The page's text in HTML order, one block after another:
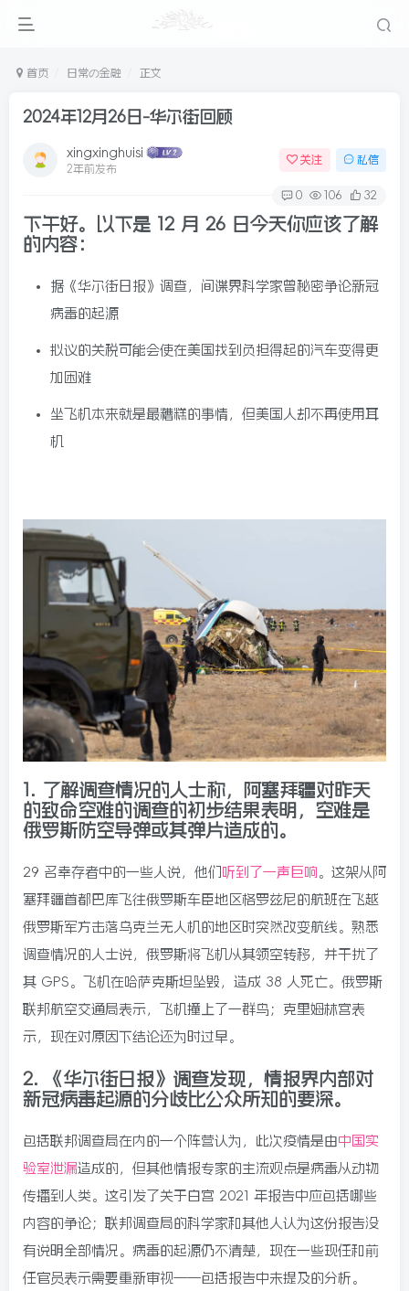
首页 日常の金融 正文
2024年12月26日-华尔街回顾
xingxinghuisi
2年前发布
关注 私信
0 106 32
下午好。以下是 12 月 26 日今天你应该了解
的内容 ：
据《华尔街日报》调查，间谍界科学家曾秘密争论新冠
病毒的起源
拟议的关税可能会使在美国找到负担得起的汽车变得更
加困难
坐飞机本来就是最糟糕的事情，但美国人却不再使用耳
机
1. 了解调查情况的人士称，阿塞拜疆对昨天
的致命空难的调查的初步结果表明，空难是
俄罗斯防空导弹或其弹片造成的。
29 名幸存者中的一些人说，他们 听到了一声巨响 。这架从阿
塞拜疆首都巴库飞往俄罗斯车臣地区格罗兹尼的航班在飞越
俄罗斯军方击落乌克兰无人机的地区时突然改变航线。熟悉
调查情况的人士说，俄罗斯将飞机从其领空转移，并干扰了
其 GPS。飞机在哈萨克斯坦坠毁，造成 38 人死亡。俄罗斯
联邦航空交通局表示，飞机撞上了一群鸟；克里姆林宫表
示，现在对原因下结论还为时过早。
2. 《华尔街日报》调查发现，情报界内部对
新冠病毒起源的分歧比公众所知的要深。
包括联邦调查局在内的一个阵营认为，此次疫情是由中国实
验室泄漏造成的，但其他情报专家的主流观点是病毒从动物
传播到人类。这引发了关于白宫 2021 年报告中应包括哪些
内容的争论；联邦调查局的科学家和其他人认为这份报告没
有说明全部情况。病毒的起源仍不清楚，现在一些现任和前
任官员表示需要重新审视——包括报告中未提及的分析。